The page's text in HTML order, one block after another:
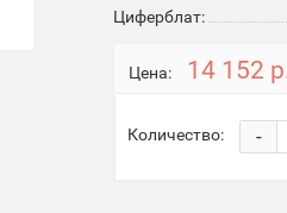
Циферблат:
Цена: 14 152
Количество: -